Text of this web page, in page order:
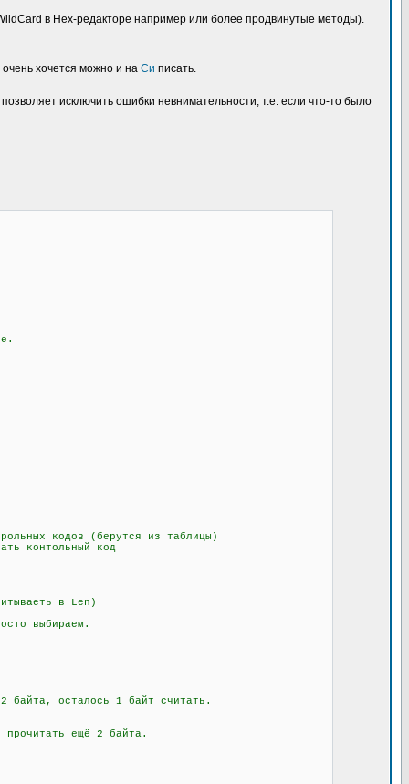
в Hex-редакторе например или более продвинутые методы).
хочется можно и на Си писать.
исключить ошибки невнимательности, т.е. если что-то было
кодов (берутся из таблицы)
контольный код
в Len)
выбираем.
осталось 1 байт считать.
ещё 2 байта.